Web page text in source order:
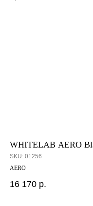
WHITELAB AERO
SKU: 01256
AERO
16 170 р.